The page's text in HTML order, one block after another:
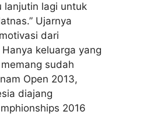
lanjutin lagi untuk
Ujarnya
dari
keluarga yang
sudah
Open 2013,
diajang
2016